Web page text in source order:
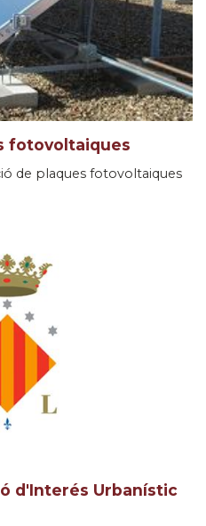
fotovoltaiques
de plaques fotovoltaiques
d'Interés Urbanístic